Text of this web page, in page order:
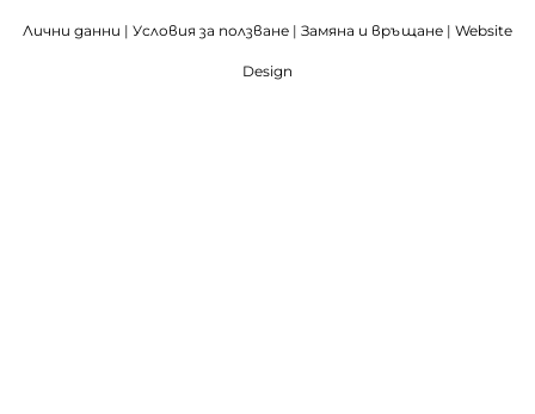
Лични данни |Условия за ползване |Замяна и връщане| Website
Design